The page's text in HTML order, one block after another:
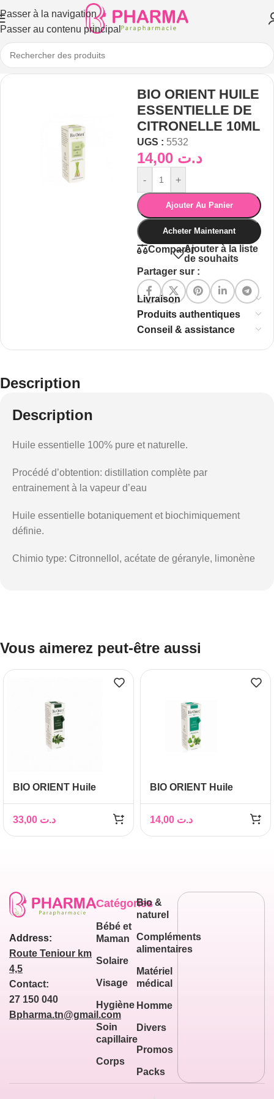
Passer à la navigation
Passer au contenu principal
BIO ORIENT HUILE
ESSENTIELLE DE
CITRONELLE 10ML
UGS : 5532
د.ت
- +
Ajouter Au Panier
Acheter Maintenant
ComparerAjouter à la liste
de souhaits
Partager sur :
Livraison
Produits authentiques
Conseil & assistance
Description
Description
Huile essentielle 100% pure et naturelle.
Procédé d’obtention: distillation complète par
entrainement à la vapeur d’eau
Huile essentielle botaniquement et biochimiquement
définie.
Chimio type: Citronnellol, acétate de géranyle, limonène
Vous aimerez peut-être aussi
BIO ORIENT Huile
10ML
د.ت
BIO ORIENT Huile
10ML
د.ت
Address:
Route Teniour km
4,5
Contact:
27 150 040
Bpharma.tn@gmail.com
Catégories
Bébé et
Maman
Solaire
Visage
Hygiène
Soin
capillaire
Corps
Bio &
naturel
Compléments
alimentaires
Matériel
médical
Homme
Divers
Promos
Packs